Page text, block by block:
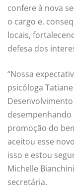
confere à nova
o cargo e,
locais,
defesa dos
“Nossa
psicóloga
promoção do
aceitou esse
isso e estou
Michelle
secretária.